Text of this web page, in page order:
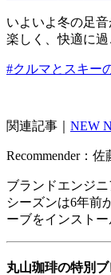
いよいよ冬の足
楽しく、快適に
#クルマとスキー
関連記事｜ NEW
Recommender：
ブランドエンジ
シーズンは6年前
ーブをインスト
丸山珈琲の特別